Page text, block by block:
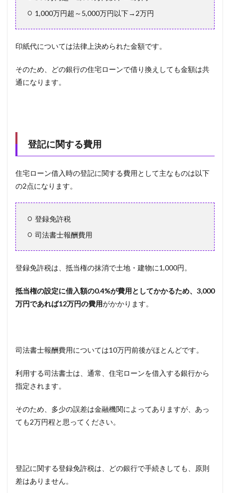
1,000万円超～5,000万円以下→2万円
印紙代については法律上決められた金額です。
そのため、どの銀行の住宅ローンで借り換えしても金額は共
通になります。
登記に関する費用
住宅ローン借入時の登記に関する費用として主なものは以下
の2点になります。
登録免許税
司法書士報酬費用
登録免許税は、抵当権の抹消で土地・建物に1,000円。
抵当権の設定に借入額の0.4%が費用としてかかるため、3,000
万円であれば12万円の費用がかかります。
司法書士報酬費用については10万円前後がほとんどです。
利用する司法書士は、通常、住宅ローンを借入する銀行から
指定されます。
そのため、多少の誤差は金融機関によってありますが、あっ
ても2万円程と思ってください。
登記に関する登録免許税は、どの銀行で手続きしても、原則
差はありません。